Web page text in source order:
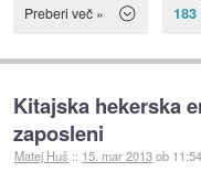
Preberi več »
Kitajska hekerska
zaposleni
Matej Huš :: 15. mar 2013ob 11:54